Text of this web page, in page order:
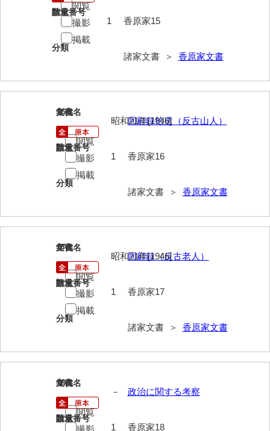
賀屋家文書
河北家文書
河崎家文書
河野家文書（美祢市）
河野英男収集資料
神田一・二宮関係文書
神本正律文書
木津屋家文書
木梨家文書
木原家文書
木村家文書
木村一人文書
清川家文書
請求番号
香原家15
分類
諸家文書 ＞ 香原家文書
数量
1
閲覧
撮影
掲載
16
文書名
回顧録拾遺（反古山人）
請求番号
香原家16
分類
諸家文書 ＞ 香原家文書
年代
昭和21年[1946]
数量
1
閲覧
撮影
掲載
17
文書名
回顧録（反古老人）
請求番号
香原家17
分類
諸家文書 ＞ 香原家文書
年代
昭和21年[1946]
数量
1
閲覧
撮影
掲載
18
文書名
政治に関する考察
請求番号
香原家18
年代
－
数量
1
閲覧
撮影